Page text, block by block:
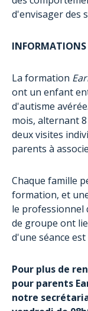
d'envisager des
INFORMATIONS
La formation
ont un enfant
d'autisme
mois, alternant
deux visites
parents à
Chaque famille
formation, et
le professionnel
de groupe ont
d'une séance
Pour plus de
pour parents
notre